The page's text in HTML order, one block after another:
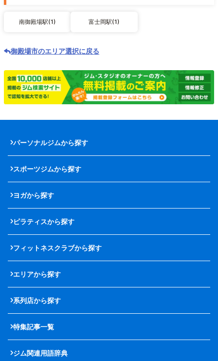
南御殿場駅(1) 富士岡駅(1)
御殿場市のエリア選択に戻る
パーソナルジムから探す
スポーツジムから探す
ヨガから探す
ピラティスから探す
フィットネスクラブから探す
エリアから探す
系列店から探す
特集記事一覧
ジム関連用語辞典